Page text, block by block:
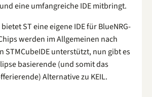
eine umfangreiche IDE mitbringt.
ST eine eigene IDE für BlueNRG-
werden im Allgemeinen nach
STMCubeIDE unterstützt, nun gibt es
basierende (und somit das
Alternative zu KEIL.